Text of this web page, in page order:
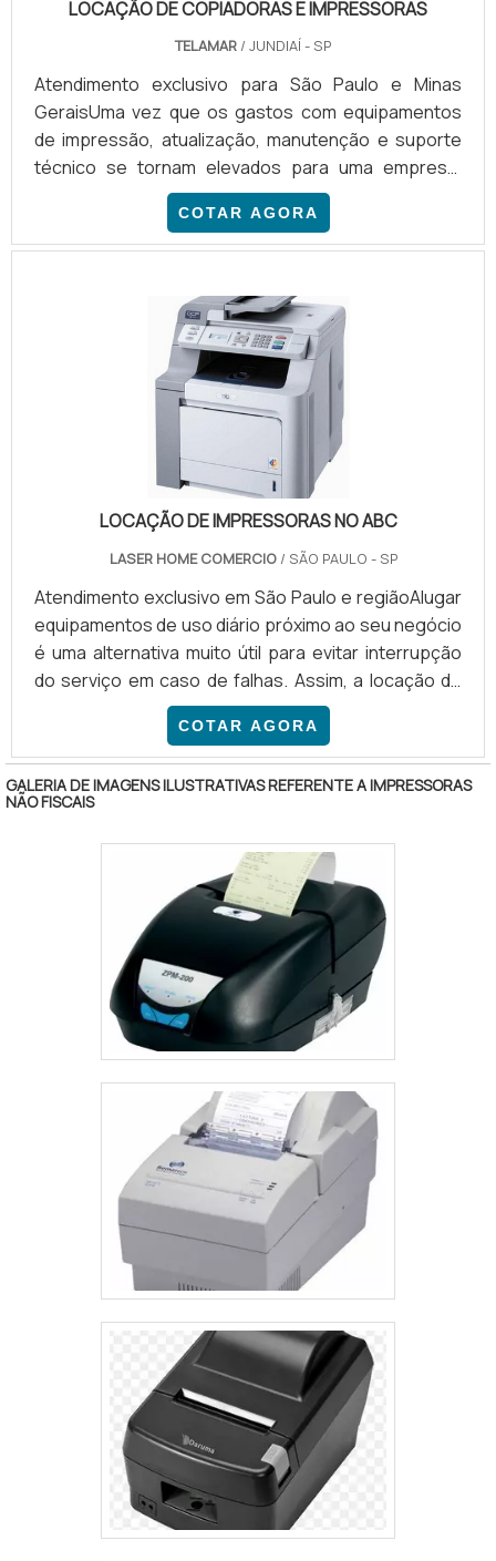
estoque diversificado de componentes das maiores
fabricantes de impressoras..
LOCAÇÃO DE COPIADORAS E IMPRESSORAS
TELAMAR / JUNDIAÍ - SP
Atendimento exclusivo para São Paulo e Minas
GeraisUma vez que os gastos com equipamentos
de impressão, atualização, manutenção e suporte
técnico se tornam elevados para uma empresa,
buscar uma solução em locação de copiadoras e
impressoras se torna uma necessidade. A opção
pela locação de copiadoras implica em diferentes
variando de acordo com cada necessidade. Dessa
forma, são obtidas vantagens que são comuns a
todos os casos, como: Gerenciamento; Su.
COTAR AGORA
LOCAÇÃO DE IMPRESSORAS NO ABC
LASER HOME COMERCIO/ SÃO PAULO - SP
Atendimento exclusivo em São Paulo e regiãoAlugar
equipamentos de uso diário próximo ao seu negócio
é uma alternativa muito útil para evitar interrupção
do serviço em caso de falhas. Assim, a locação de
impressoras no ABC é uma opção extremamente
vantajosa para empresas da região. MAIS DETALHES
SOBRE O SERVIÇODe modo geral, a terceirização de
serviços está se tornando uma opção cada vez mais
envolve impressoras. Além de evitar gasto com a
COTAR AGORA
GALERIA DE IMAGENS ILUSTRATIVAS REFERENTE A IMPRESSORAS
NÃO FISCAIS